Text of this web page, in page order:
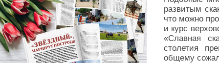
развитым
что можно
и курс
«Славная
столетия
общему